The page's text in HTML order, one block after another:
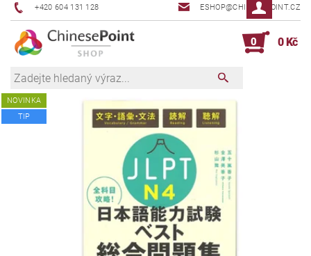
+420 604 131 128 ESHOP@CHINESEPOINT.CZ
0 0 Kč
NOVINKA
TIP